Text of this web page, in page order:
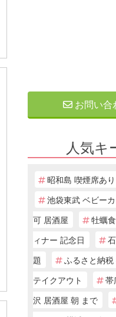
お問い合
人気キ
昭和島 喫煙席あり
池袋東武 ベビー
可 居酒屋
牡蠣
ィナー 記念日
題
ふるさと納
テイクアウト
帯
沢 居酒屋 朝 まで